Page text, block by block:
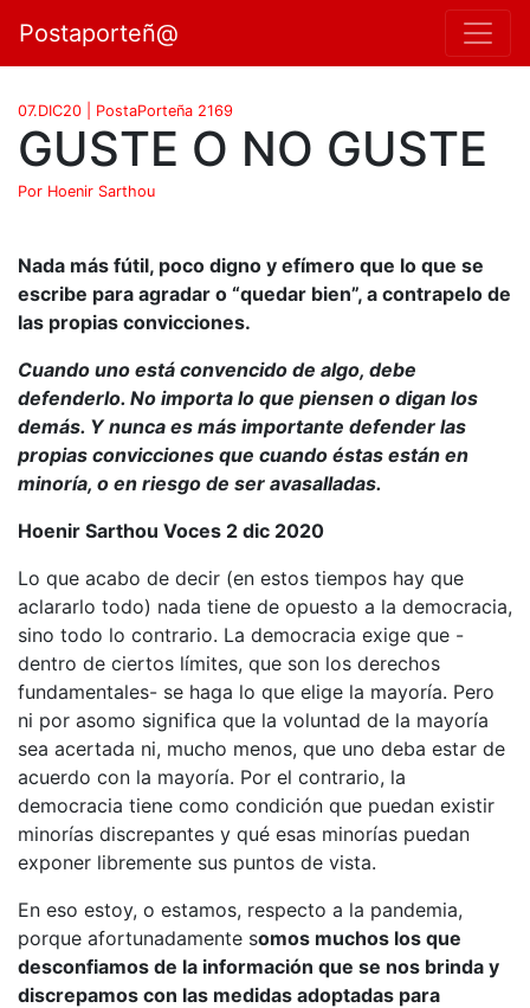
Postaporteñ@
07.DIC20 | PostaPorteña 2169
GUSTE O NO GUSTE
Por Hoenir Sarthou
Nada más fútil, poco digno y efímero que lo que se
escribe para agradar o “quedar bien”, a contrapelo de
las propias convicciones.
Cuando uno está convencido de algo, debe
defenderlo. No importa lo que piensen o digan los
demás. Y nunca es más importante defender las
propias convicciones que cuando éstas están en
minoría, o en riesgo de ser avasalladas.
Hoenir Sarthou Voces 2 dic 2020
Lo que acabo de decir (en estos tiempos hay que
aclararlo todo) nada tiene de opuesto a la democracia,
sino todo lo contrario. La democracia exige que -
dentro de ciertos límites, que son los derechos
fundamentales- se haga lo que elige la mayoría. Pero
ni por asomo significa que la voluntad de la mayoría
sea acertada ni, mucho menos, que uno deba estar de
acuerdo con la mayoría. Por el contrario, la
democracia tiene como condición que puedan existir
minorías discrepantes y qué esas minorías puedan
exponer libremente sus puntos de vista.
En eso estoy, o estamos, respecto a la pandemia,
porque afortunadamente somos muchos los que
desconfiamos de la información que se nos brinda y
discrepamos con las medidas adoptadas para